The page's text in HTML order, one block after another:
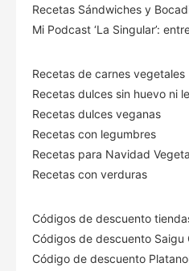
Recetas Sándwiches y
Mi Podcast ‘La Singular’:
Recetas de carnes vegetales
Recetas dulces sin huevo ni
Recetas dulces veganas
Recetas con legumbres
Recetas para Navidad
Recetas con verduras
Códigos de descuento
Códigos de descuento Saigu
Código de descuento